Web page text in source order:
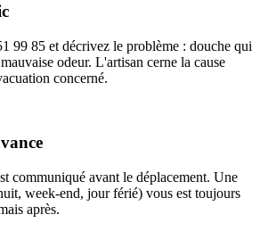
99 85 et décrivez le problème : douche qui
odeur. L'artisan cerne la cause
concerné.
communiqué avant le déplacement. Une
week-end, jour férié) vous est toujours
après.